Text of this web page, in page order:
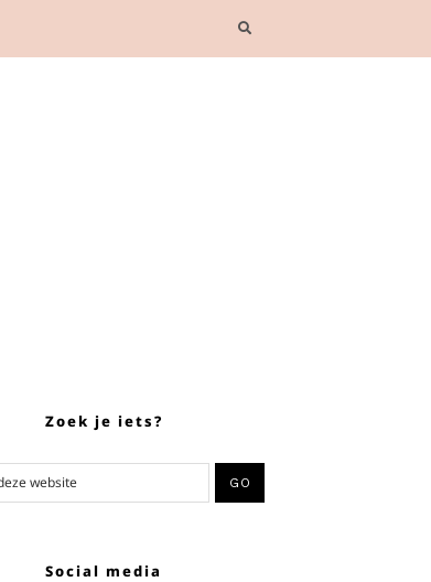
Zoek je iets?
Social media